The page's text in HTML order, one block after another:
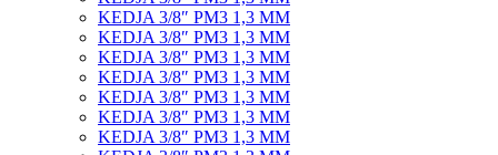
KEDJA 3/8″ PM3 1,3 MM
KEDJA 3/8″ PM3 1,3 MM
KEDJA 3/8″ PM3 1,3 MM
KEDJA 3/8″ PM3 1,3 MM
KEDJA 3/8″ PM3 1,3 MM
KEDJA 3/8″ PM3 1,3 MM
KEDJA 3/8″ PM3 1,3 MM